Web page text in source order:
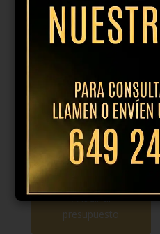
Plato llano
25.5cm dune
azul
15,95€IVA
incl.
Añadir al
presupuesto